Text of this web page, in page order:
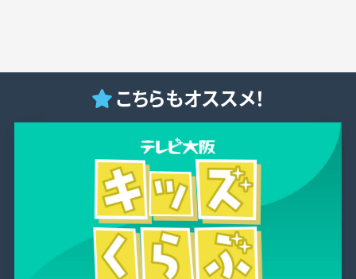
こちらもオススメ！